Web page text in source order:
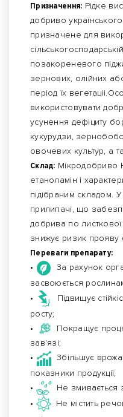
Призначення: Рідке
добриво
призначене для
позакореневого
зернових, олійних
період їх
використовувати
усунення дефіциту
кукурудзи,
овочевих культур, а
Склад: Мікродобриво
етаноламін і
підібраним складом.
прилипачі, що
добрива по листкової
знижує ризик прояву
Переваги препарату:
•
За рахунок
засвоюється
•
Підвищує
росту;
•
Покращує
зав'язі;
•
Збільшує
показники продукції;
•
Не змивається
•
Не містить